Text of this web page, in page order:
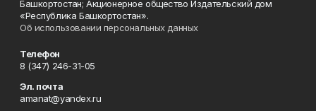
Башкортостан; Акционерное общество Издательский дом
«Республика Башкортостан».
Об использовании персональных данных
Телефон
8 (347) 246-31-05
Эл. почта
amanat@yandex.ru